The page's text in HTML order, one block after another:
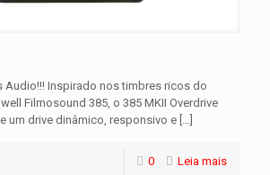
Audio!!! Inspirado nos timbres ricos do
Filmosound 385, o 385 MKII Overdrive
um drive dinâmico, responsivo e […]
0 Leia mais